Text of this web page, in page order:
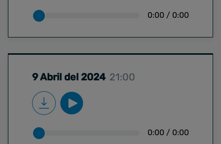
0:00 / 0:00
9 Abril del 2024 21:00
0:00 / 0:00